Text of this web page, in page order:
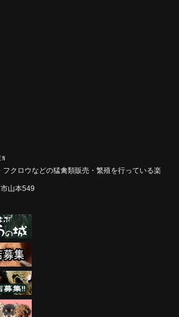
フクロウなどの猛禽類販売・繁殖を行っている楽
山本549